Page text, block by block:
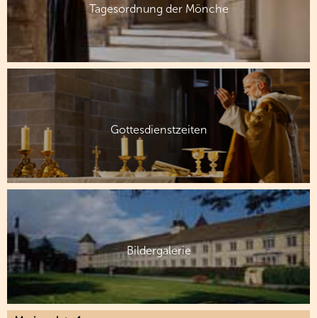
Tagesordnung der Mönche
Gottesdienstzeiten
Bildergalerie